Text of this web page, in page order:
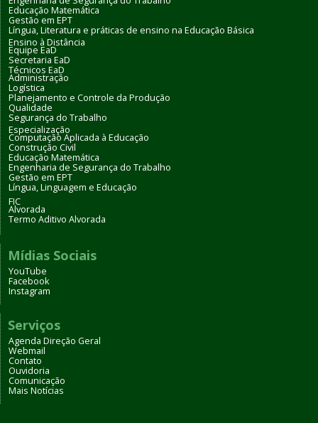
Educação Matemática
Gestão em EPT
Língua, Literatura e práticas de ensino na Educação Básica
Ensino à Distância
Equipe EaD
Secretaria EaD
Técnicos EaD
Administração
Logística
Planejamento e Controle da Produção
Qualidade
Segurança do Trabalho
Especialização
Computação Aplicada à Educação
Construção Civil
Educação Matemática
Engenharia de Segurança do Trabalho
Gestão em EPT
Língua, Linguagem e Educação
FIC
Alvorada
Termo Aditivo Alvorada
Mídias Sociais
YouTube
Facebook
Instagram
Serviços
Agenda Direção Geral
Webmail
Contato
Ouvidoria
Comunicação
Mais Notícias